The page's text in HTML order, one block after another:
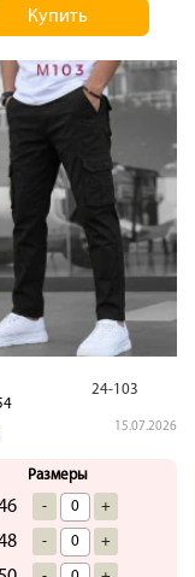
Купить
24-103
15.07.2026
Размеры
- +
- +